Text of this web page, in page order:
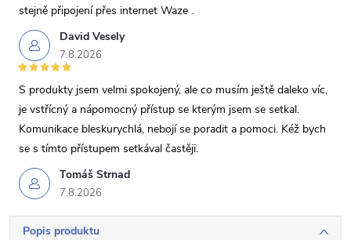
David Vesely
7.8.2026
stejně připojení přes internet Waze .
Tomáš Strnad
7.8.2026
S produkty jsem velmi spokojený, ale co musím ještě daleko víc,
je vstřícný a nápomocný přístup se kterým jsem se setkal.
Komunikace bleskurychlá, nebojí se poradit a pomoci. Kéž bych
se s tímto přístupem setkával častěji.
Popis produktu